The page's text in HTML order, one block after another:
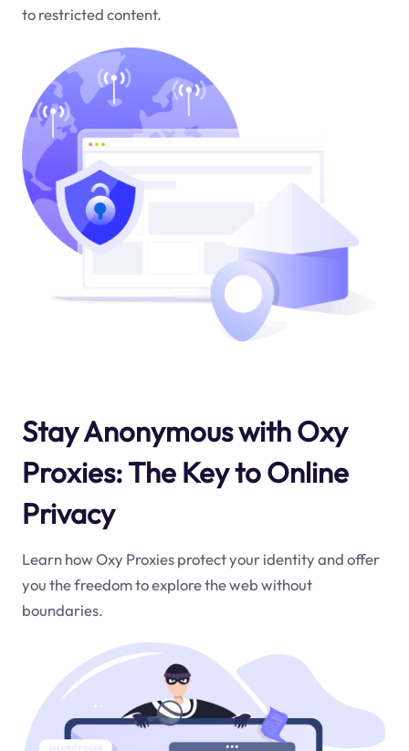
to restricted content.
Stay Anonymous with Oxy
Proxies: The Key to Online
Privacy
Learn how Oxy Proxies protect your identity and offer
you the freedom to explore the web without
boundaries.